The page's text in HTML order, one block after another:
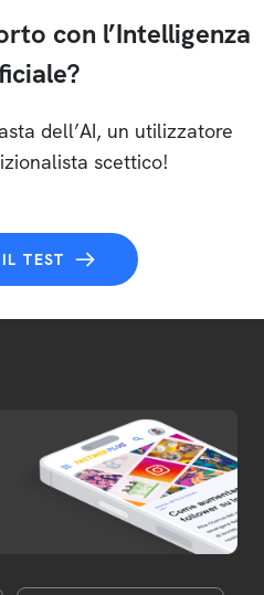
con l’Intelligenza
dell’AI, un utilizzatore
scettico!
TEST